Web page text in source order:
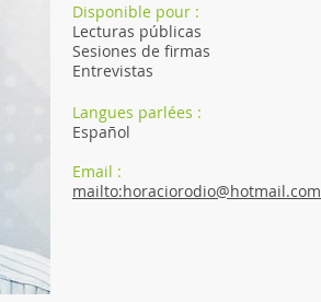
Disponible pour :
Lecturas públicas
Sesiones de firmas
Entrevistas
Langues parlées :
Español
Email :
mailto:horaciorodio@hotmail.com